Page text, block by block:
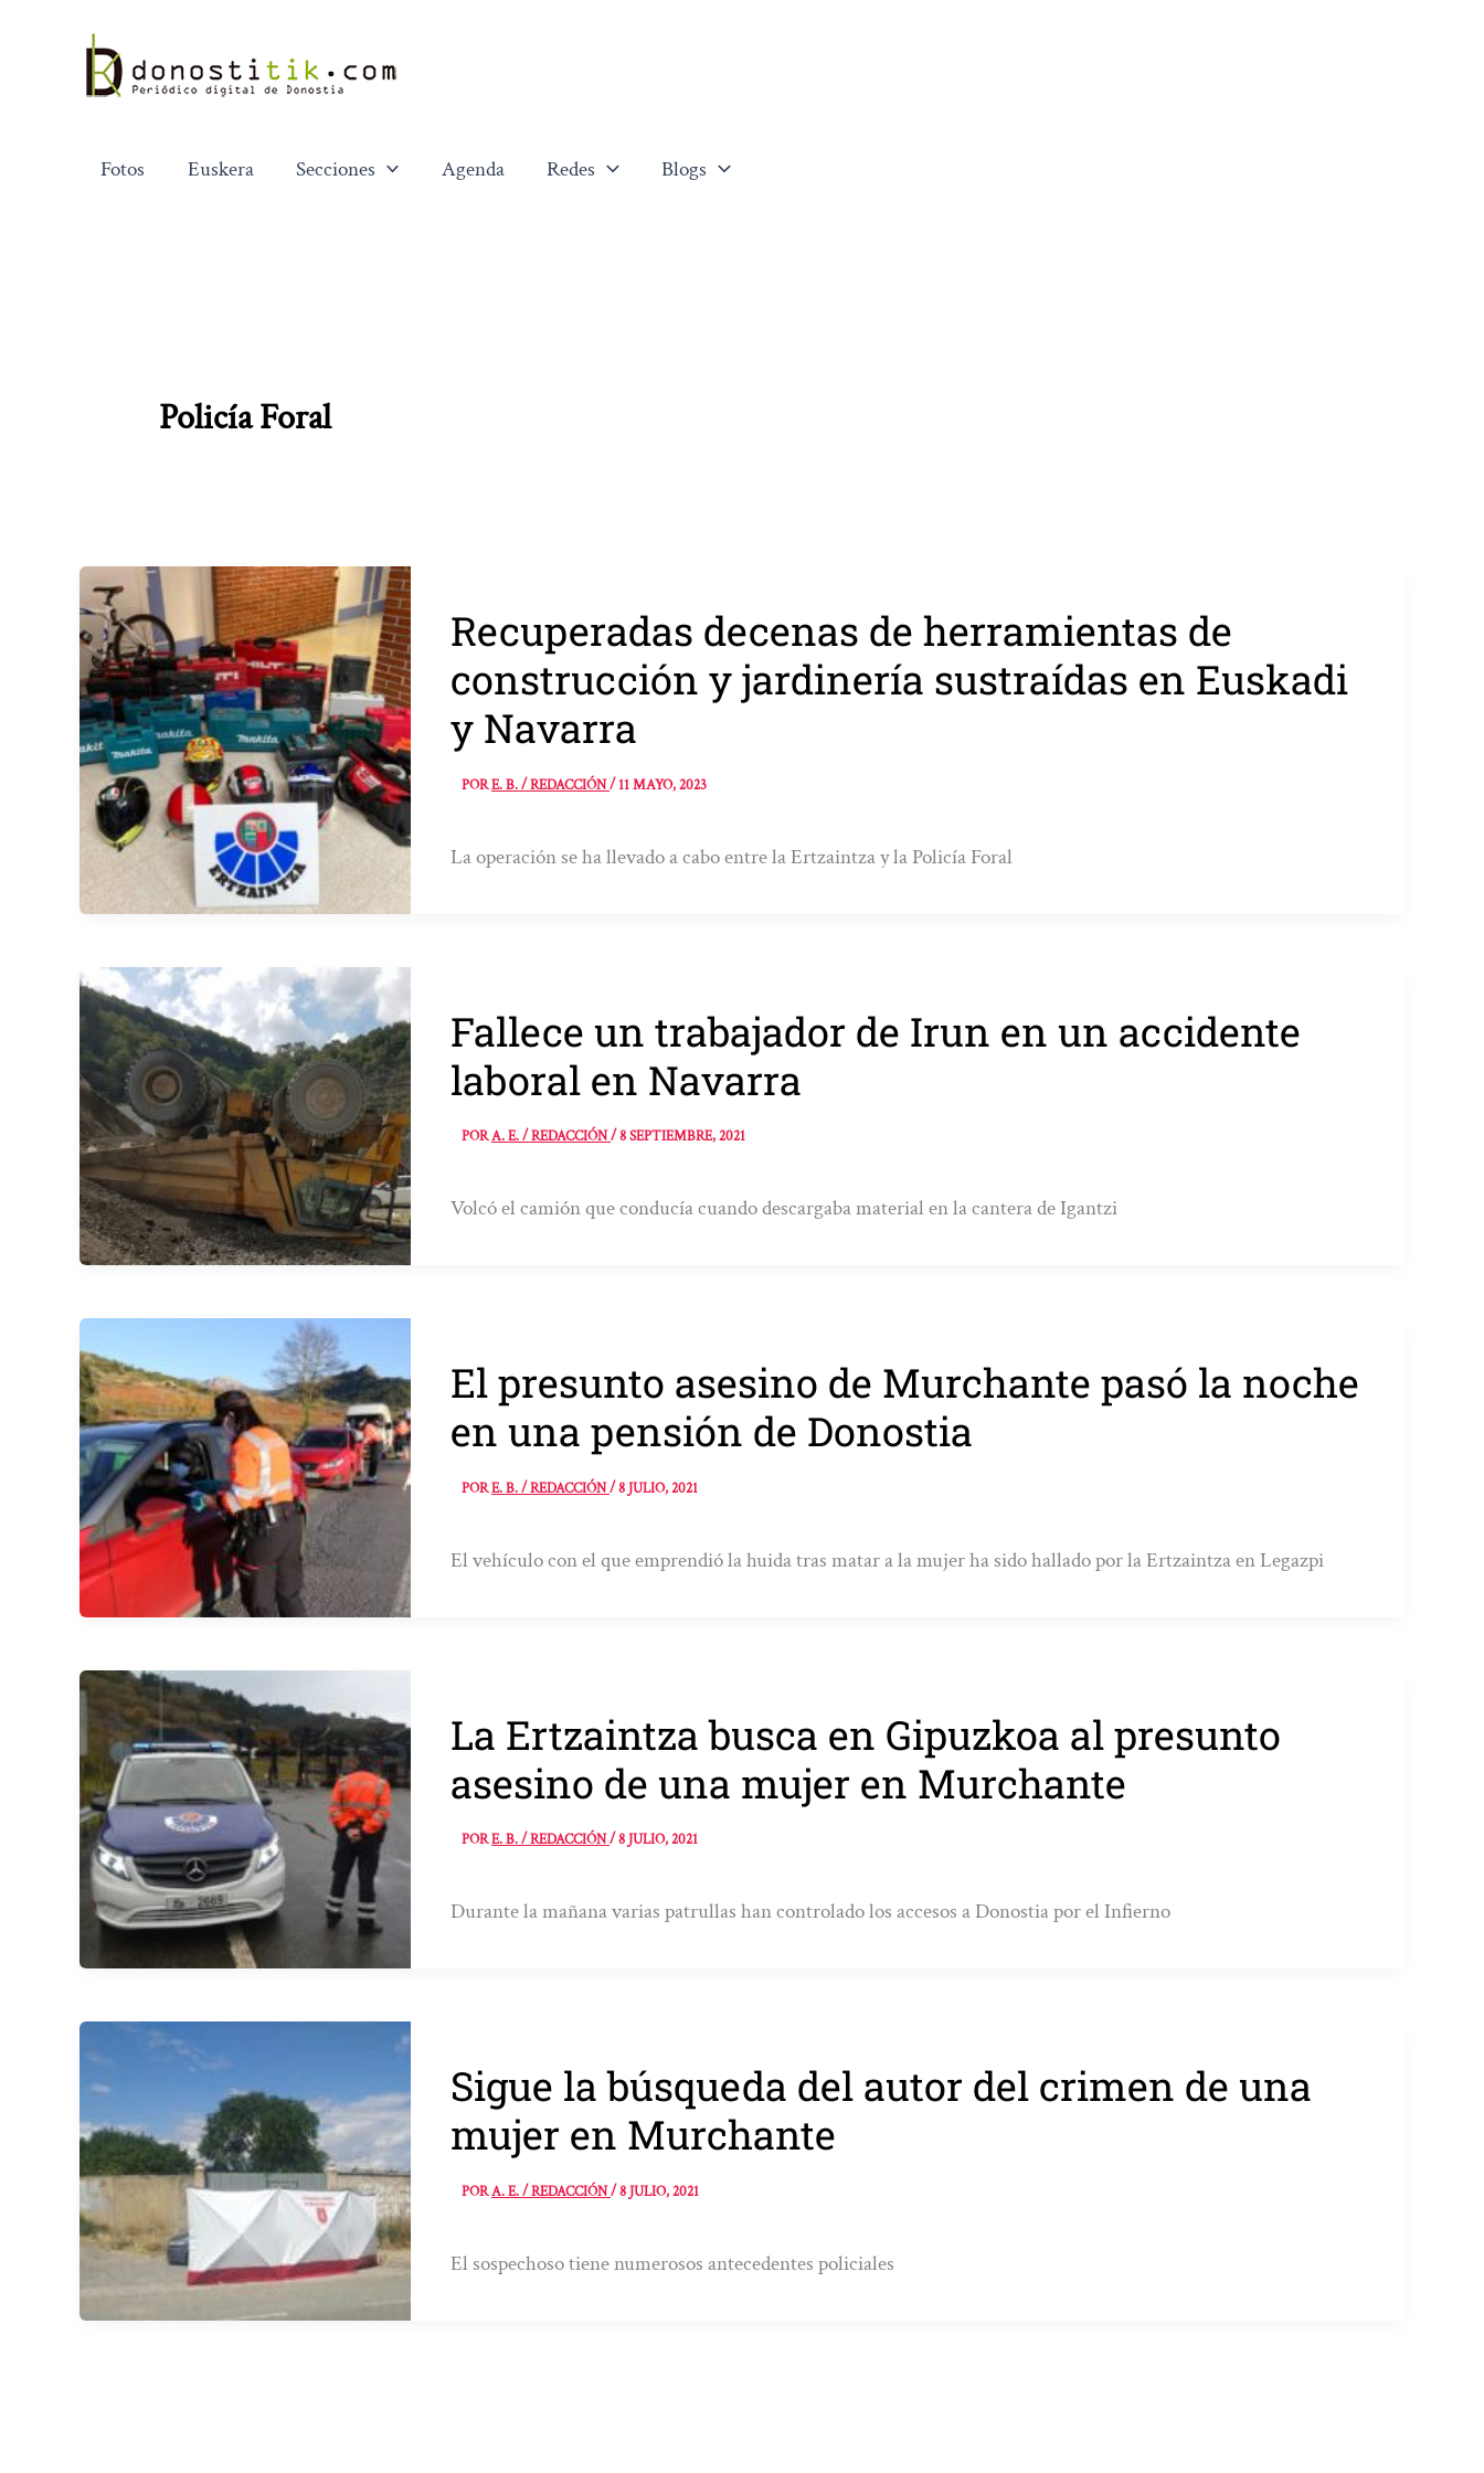
contenido
Fotos Euskera Secciones Agenda Redes Blogs
Policía Foral
Recuperadas decenas de herramientas de
construcción y jardinería sustraídas en Euskadi
y Navarra
PORE. B. / REDACCIÓN/11 MAYO, 2023
La operación se ha llevado a cabo entre la Ertzaintza y la Policía Foral
Fallece un trabajador de Irun en un accidente
laboral en Navarra
PORA. E. / REDACCIÓN/8 SEPTIEMBRE, 2021
Volcó el camión que conducía cuando descargaba material en la cantera de Igantzi
El presunto asesino de Murchante pasó la noche
en una pensión de Donostia
PORE. B. / REDACCIÓN/8 JULIO, 2021
El vehículo con el que emprendió la huida tras matar a la mujer ha sido hallado por la Ertzaintza en Legazpi
La Ertzaintza busca en Gipuzkoa al presunto
asesino de una mujer en Murchante
PORE. B. / REDACCIÓN/8 JULIO, 2021
Durante la mañana varias patrullas han controlado los accesos a Donostia por el Infierno
Sigue la búsqueda del autor del crimen de una
mujer en Murchante
PORA. E. / REDACCIÓN/8 JULIO, 2021
El sospechoso tiene numerosos antecedentes policiales